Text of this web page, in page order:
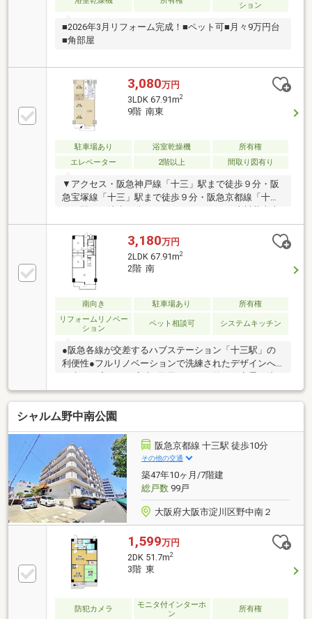
ション
■2026年3月リフォーム完成！■ペット可■月々9万円台
■角部屋
3,080万円
3LDK 67.91m2
9階 南東
駐車場あり 浴室乾燥機
所有権
エレベーター
2階以上 間取り図有り
▼アクセス・阪急神戸線「十三」駅まで徒歩９分・阪
急宝塚線「十三」駅まで徒歩９分・阪急京都線「十
会が鑑賞できます！・１４階建９階部分・南東向き住
戸・ペット飼育可能（規約等による制限あり）・駐車
場空き状況は随時ご確認お問い合わせください
3,180万円
2LDK 67.91m2
2階 南
南向き 駐車場あり
所有権
リフォームリノベー
ション
ペット相談可 システムキッチン
●阪急各線が交差するハブステーション「十三駅」の
利便性●フルリノベーションで洗練されたデザインへ
川花火を望む眺望●駅チカの利便性と住環境のバラン
スが取れた立地条件●ランチやカフェ、多彩な飲食店
が揃う華やぎあるロケーション●ペットと共に暮らせ
るリバーサイドの住環境（※規約制限あり）●まずは物
件見学のご予約をお願いします。直通ダイヤル：06-
6303-2255
シャルム野中南公園
阪急京都線 十三駅 徒歩10分
その他の交通
築47年10ヶ月/7階建
総戸数99戸
大阪府大阪市淀川区野中南２
1,599万円
2DK 51.7m2
3階 東
防犯カメラ
モニタ付インターホ
ン
所有権